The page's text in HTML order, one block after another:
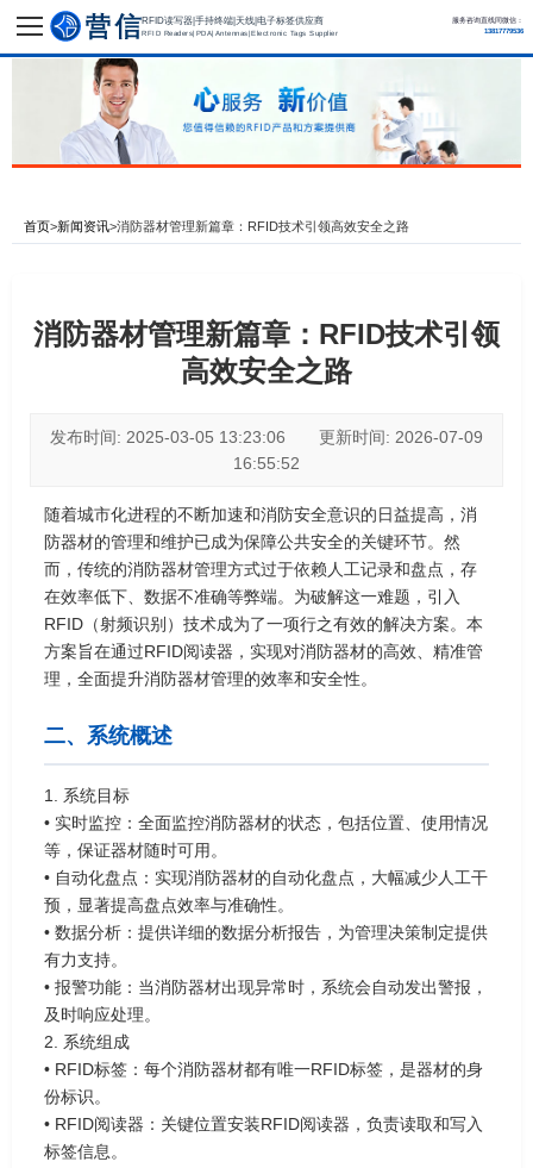
RFID读写器|手持终端|天线|电子标签供应商
RFID Readers|PDA|Antennas|Electronic Tags Supplier
服务咨询直线同微信：
13817779536
首页>新闻资讯>消防器材管理新篇章：RFID技术引领高效安全之路
消防器材管理新篇章：RFID技术引领
高效安全之路
发布时间: 2025-03-05 13:23:06 更新时间: 2026-07-09
16:55:52
随着城市化进程的不断加速和消防安全意识的日益提高，消
防器材的管理和维护已成为保障公共安全的关键环节。然
而，传统的消防器材管理方式过于依赖人工记录和盘点，存
在效率低下、数据不准确等弊端。为破解这一难题，引入
RFID（射频识别）技术成为了一项行之有效的解决方案。本
方案旨在通过RFID阅读器，实现对消防器材的高效、精准管
理，全面提升消防器材管理的效率和安全性。
二、系统概述
1. 系统目标
• 实时监控：全面监控消防器材的状态，包括位置、使用情况
等，保证器材随时可用。
• 自动化盘点：实现消防器材的自动化盘点，大幅减少人工干
预，显著提高盘点效率与准确性。
• 数据分析：提供详细的数据分析报告，为管理决策制定提供
有力支持。
• 报警功能：当消防器材出现异常时，系统会自动发出警报，
及时响应处理。
2. 系统组成
• RFID标签：每个消防器材都有唯一RFID标签，是器材的身
份标识。
• RFID阅读器：关键位置安装RFID阅读器，负责读取和写入
标签信息。